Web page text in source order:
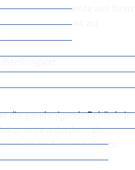
Sie Dokumente aus Ihrem
Zuverlässigkeit zur
die genehmigende Behörde im
anfordern, die
als Antragsteller zu